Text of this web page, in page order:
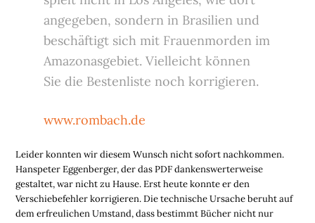
angegeben, sondern in Brasilien und
beschäftigt sich mit Frauenmorden im
Amazonasgebiet. Vielleicht können
Sie die Bestenliste noch korrigieren.
www.rombach.de
Leider konnten wir diesem Wunsch nicht sofort nachkommen.
Hanspeter Eggenberger, der das PDF dankenswerterweise
gestaltet, war nicht zu Hause. Erst heute konnte er den
Verschiebefehler korrigieren. Die technische Ursache beruht auf
dem erfreulichen Umstand, dass bestimmt Bücher nicht nur